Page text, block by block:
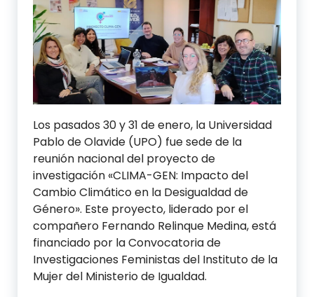
Los pasados 30 y 31 de enero, la Universidad
Pablo de Olavide (UPO) fue sede de la
reunión nacional del proyecto de
investigación «CLIMA-GEN: Impacto del
Cambio Climático en la Desigualdad de
Género». Este proyecto, liderado por el
compañero Fernando Relinque Medina, está
financiado por la Convocatoria de
Investigaciones Feministas del Instituto de la
Mujer del Ministerio de Igualdad.